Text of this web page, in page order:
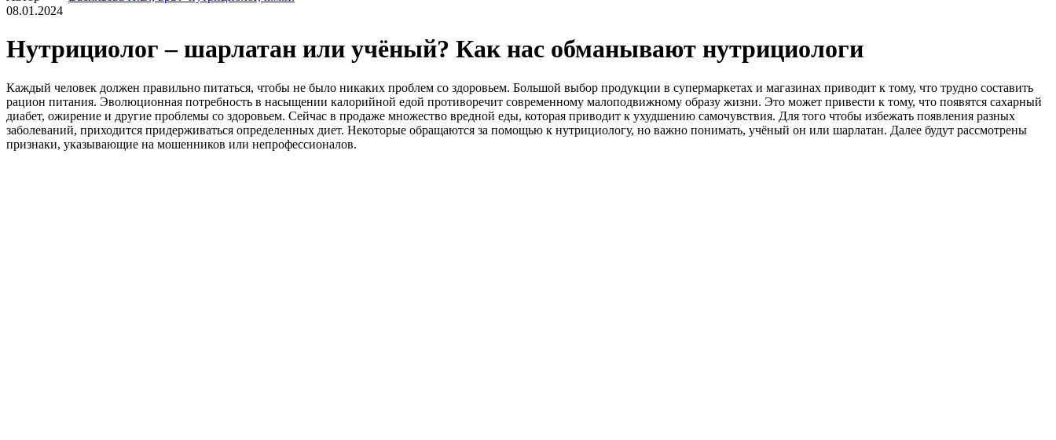
08.01.2024
Нутрициолог – шарлатан или учёный? Как нас обманывают нутрициологи
Каждый человек должен правильно питаться, чтобы не было никаких проблем со здоровьем. Большой выбор продукции в супермаркетах и магазинах приводит к тому, что трудно составить
рацион питания. Эволюционная потребность в насыщении калорийной едой противоречит современному малоподвижному образу жизни. Это может привести к тому, что появятся сахарный
диабет, ожирение и другие проблемы со здоровьем. Сейчас в продаже множество вредной еды, которая приводит к ухудшению самочувствия. Для того чтобы избежать появления разных
заболеваний, приходится придерживаться определенных диет. Некоторые обращаются за помощью к нутрициологу, но важно понимать, учёный он или шарлатан. Далее будут рассмотрены
признаки, указывающие на мошенников или непрофессионалов.